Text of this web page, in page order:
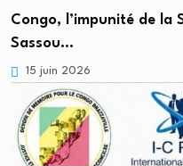
Congo, l’impunité de la
Sassou…
15 juin 2026